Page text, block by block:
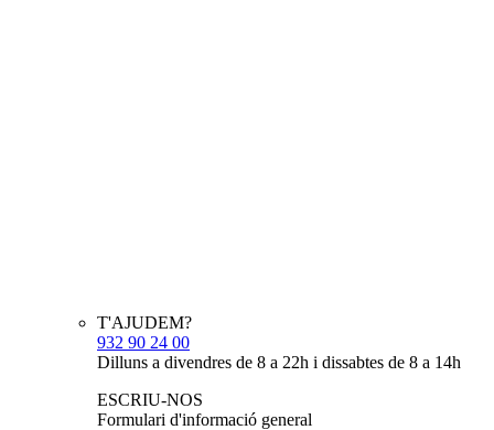
T'AJUDEM?
932 90 24 00
Dilluns a divendres de 8 a 22h i dissabtes de 8 a 14h
ESCRIU-NOS
Formulari d'informació general